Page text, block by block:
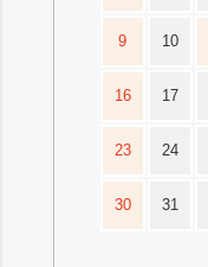
9 10
16 17
23 24
30 31